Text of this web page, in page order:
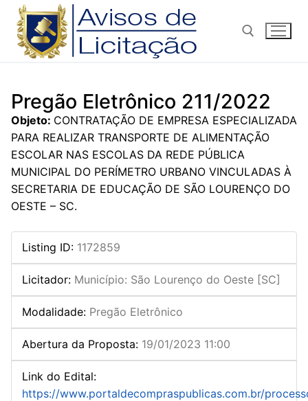
Pular
para
conteúdo
Pregão Eletrônico 211/2022
Objeto: CONTRATAÇÃO DE EMPRESA ESPECIALIZADA
PARA REALIZAR TRANSPORTE DE ALIMENTAÇÃO
ESCOLAR NAS ESCOLAS DA REDE PÚBLICA
MUNICIPAL DO PERÍMETRO URBANO VINCULADAS À
SECRETARIA DE EDUCAÇÃO DE SÃO LOURENÇO DO
OESTE – SC.
Listing ID: 1172859
Licitador: Município: São Lourenço do Oeste [SC]
Modalidade: Pregão Eletrônico
Abertura da Proposta: 19/01/2023 11:00
Link do Edital:
https://www.portaldecompraspublicas.com.br/